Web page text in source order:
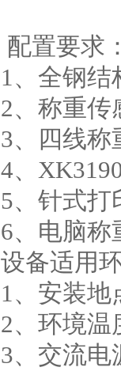
配置要求
1、全钢结
2、称重传
3、四线称
4、
5、针式打
6、电脑称
设备适用
1、安装地
2、环境
3、交流电